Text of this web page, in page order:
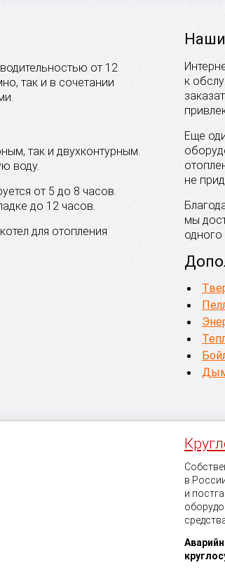
от 12
так и в сочетании
так и двухконтурным.
воду.
от 5 до 8 часов.
до 12 часов.
для отопления
к
Еще
не
мы
одного
в
и